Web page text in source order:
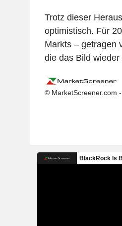
Trotz dieser
optimistisch. Für
Markts – getragen
die das Bild
© MarketScreener.com